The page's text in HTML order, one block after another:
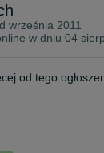
września 2011
w dniu 04
od tego